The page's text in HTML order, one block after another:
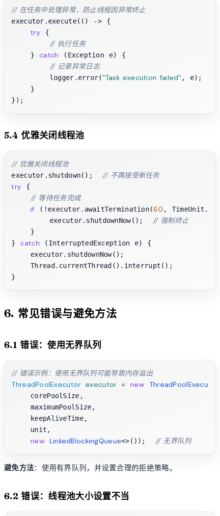
// 在任务中处理异常，防止线程因异常终止
executor.execute(() -> {
try {
// 执行任务
    }
catch (Exception e) {
// 记录异常日志
        logger.error(
"Task execution failed" , e);
    }
5.4 优雅关闭线程池
// 优雅关闭线程池
executor.shutdown(); // 不再接受新任务
try {
// 等待任务完成
if (!executor.awaitTermination(60 ,
        executor.shutdownNow();
// 强制终止
    }
} catch (InterruptedException e) {
    executor.shutdownNow();
    Thread.currentThread().interrupt();
6. 常见错误与避免方法
6.1 错误：使用无界队列
// 错误示例：使用无界队列可能导致内存溢出
ThreadPoolExecutor executor = new ThreadPoolExecutor
    corePoolSize,
    maximumPoolSize,
    keepAliveTime,
    unit,
new LinkedBlockingQueue<>()); // 无界队列
避免方法：使用有界队列，并设置合理的拒绝策略。
6.2 错误：线程池大小设置不当